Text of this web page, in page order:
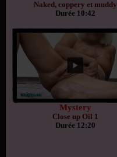
Naked, coppery et muddy
Durée 10:42
Mystery
Close up Oil 1
Durée 12:20